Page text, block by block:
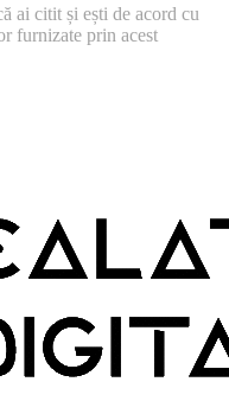
ai citit și ești de acord cu
furnizate prin acest